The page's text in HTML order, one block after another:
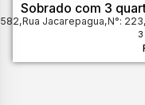
Sobrado com 3
Cachoeirinha
,Rua Jacarepagua,N°: 223,
3